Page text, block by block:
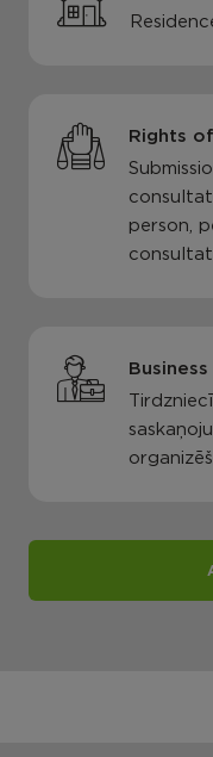
Rights
person,
Business